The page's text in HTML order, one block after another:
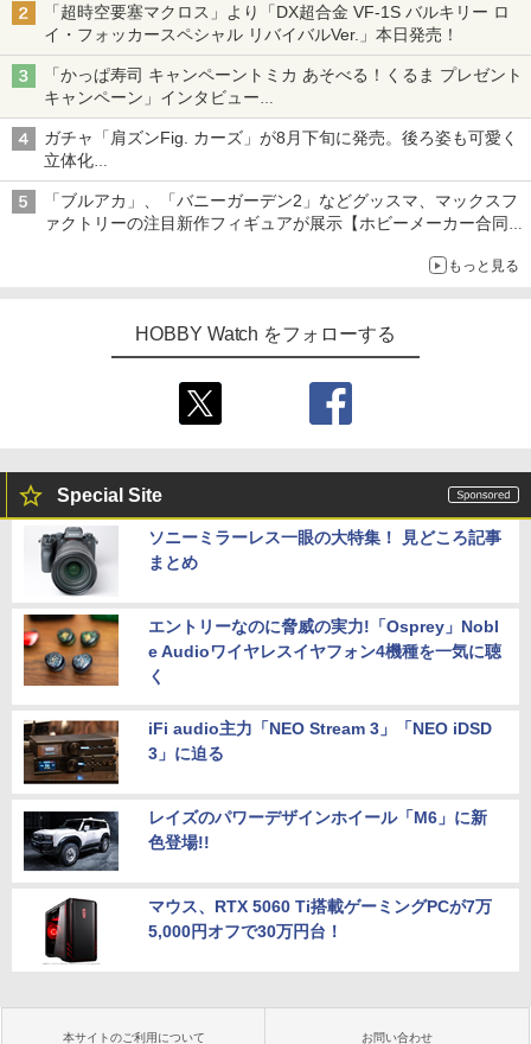
「超時空要塞マクロス」より「DX超合金 VF-1S バルキリー ロ
イ・フォッカースペシャル リバイバルVer.」本日発売！
「かっぱ寿司 キャンペーントミカ あそべる！くるま プレゼント
キャンペーン」インタビュー
子どもが楽しめるかっぱ寿司ならではの体験とコラボの楽しさを
追求
ガチャ「肩ズンFig. カーズ」が8月下旬に発売。後ろ姿も可愛く
立体化
ライトニング・マックィーンやメーターなど4種がラインナップ
「ブルアカ」、「バニーガーデン2」などグッスマ、マックスフ
ァクトリーの注目新作フィギュアが展示【ホビーメーカー合同展
もっと見る
HOBBY Watch をフォローする
Special Site
ソニーミラーレス一眼の大特集！ 見どころ記事
まとめ
エントリーなのに脅威の実力!「Osprey」Nobl
e Audioワイヤレスイヤフォン4機種を一気に聴
く
iFi audio主力「NEO Stream 3」「NEO iDSD
3」に迫る
レイズのパワーデザインホイール「M6」に新
色登場!!
マウス、RTX 5060 Ti搭載ゲーミングPCが7万
5,000円オフで30万円台！
本サイトのご利用について お問い合わせ